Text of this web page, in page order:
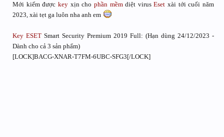
Mới kiếm được keyxịn cho phần mềmdiệt virusEset xài tới cuối năm
2023, xài tẹt ga luôn nha anh em
Key ESET Smart Security Premium 2019 Full: (Hạn dùng 24/12/2023 -
Dành cho cả 3 sản phẩm)
[LOCK]BACG-XNAR-T7FM-6UBC-SFG3[/LOCK]